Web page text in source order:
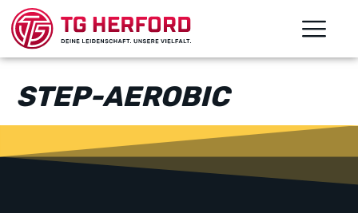
STEP-AEROBIC